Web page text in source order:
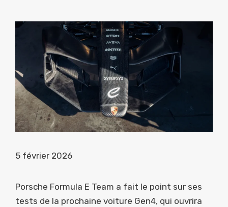
5 février 2026
Porsche Formula E Team a fait le point sur ses
tests de la prochaine voiture Gen4, qui ouvrira